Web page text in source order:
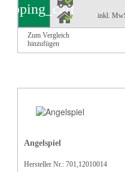
inkl.
shopping_cart
Zum Vergleich
hinzufügen
Angelspiel
Hersteller Nr.: 701,12010014